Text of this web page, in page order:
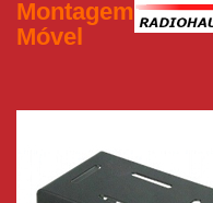
Montagem
Móvel